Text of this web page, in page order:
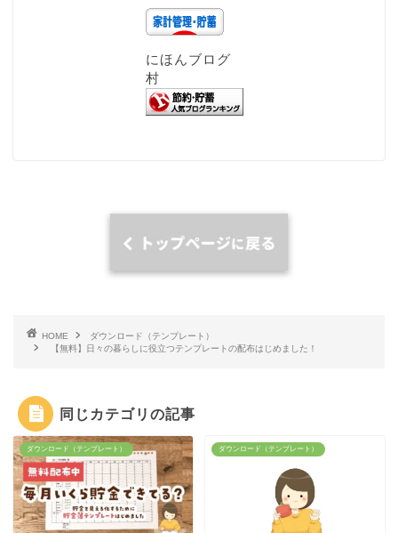
にほんブログ
村
HOME
ダウンロード（テンプレート）
【無料】日々の暮らしに役立つテンプレートの配布はじめました！
同じカテゴリの記事
ダウンロード（テンプレート） ダウンロード（テンプレート）